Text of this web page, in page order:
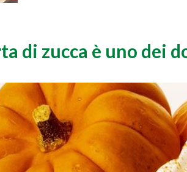
di zucca è uno dei